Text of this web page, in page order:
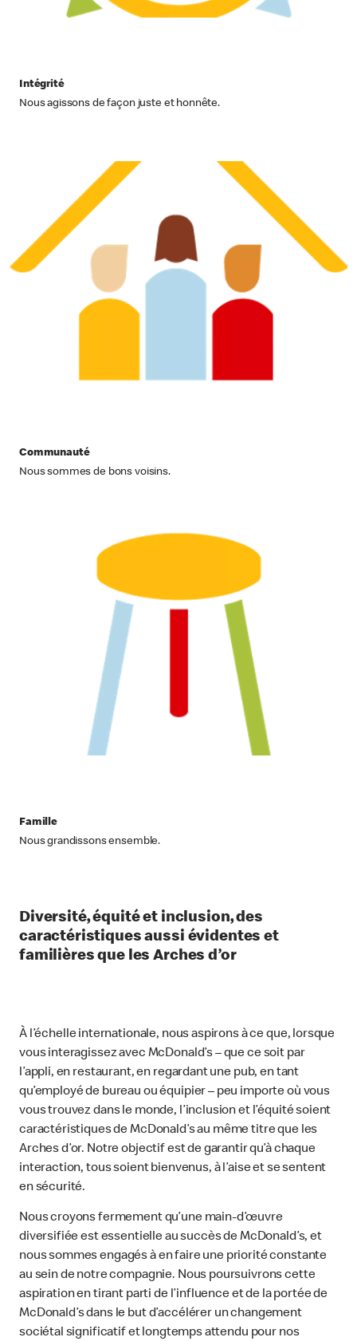
Intégrité
Nous agissons de façon juste et honnête.
Communauté
Nous sommes de bons voisins.
Famille
Nous grandissons ensemble.
Diversité, équité et inclusion, des
caractéristiques aussi évidentes et
familières que les Arches d’or
À l’échelle internationale, nous aspirons à ce que, lorsque
vous interagissez avec McDonald’s – que ce soit par
l’appli, en restaurant, en regardant une pub, en tant
qu’employé de bureau ou équipier – peu importe où vous
vous trouvez dans le monde, l’inclusion et l’équité soient
caractéristiques de McDonald’s au même titre que les
Arches d’or. Notre objectif est de garantir qu’à chaque
interaction, tous soient bienvenus, à l’aise et se sentent
en sécurité.
Nous croyons fermement qu’une main-d’œuvre
diversifiée est essentielle au succès de McDonald’s, et
nous sommes engagés à en faire une priorité constante
au sein de notre compagnie. Nous poursuivrons cette
aspiration en tirant parti de l’influence et de la portée de
McDonald’s dans le but d’accélérer un changement
sociétal significatif et longtemps attendu pour nos